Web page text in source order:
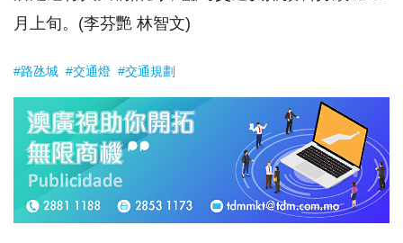
月上旬。(李芬艷 林智文)
#路氹城 #交通燈 #交通規劃